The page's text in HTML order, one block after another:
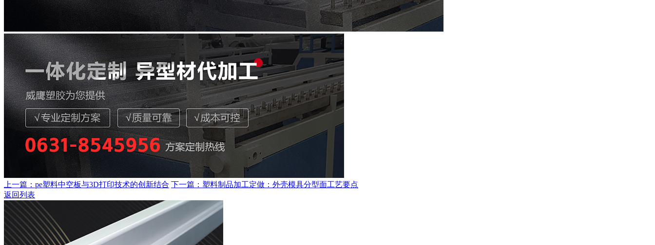
上一篇：pe塑料中空板与3D打印技术的创新结合 下一篇：塑料制品加工定做：外壳模具分型面工艺要点
返回列表